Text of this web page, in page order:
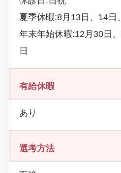
夏季休暇:8月13日、14日
年末年始休暇:12月30日
日
有給休暇
あり
選考方法